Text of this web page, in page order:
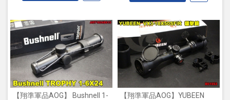
【翔準軍品AOG】 Bushnell 1-
【翔準軍品AOG】YUBEEN